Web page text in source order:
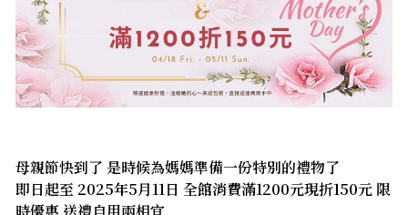
母親節快到了 是時候為媽媽準備一份特別的禮物了
即日起至 2025年5月11日 全館消費滿1200元現折150元 限